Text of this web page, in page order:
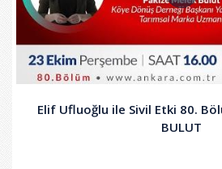
Elif Ufluoğlu ile Sivil Etki 80.
BULUT